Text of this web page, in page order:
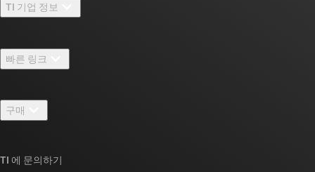
TI 기업 정보
채용
뉴스룸
이벤트
빠른 링크
TI E2E™ 설계 지원 포럼
대체품 검색
구매
TI 에 문의하기